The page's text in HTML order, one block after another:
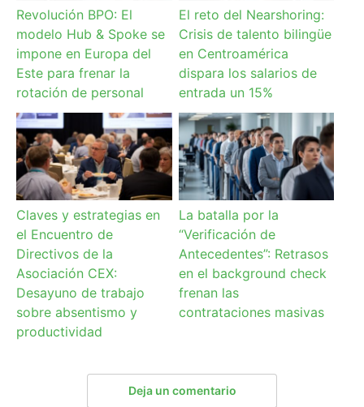
Revolución BPO: El
modelo Hub & Spoke se
impone en Europa del
Este para frenar la
rotación de personal
El reto del Nearshoring:
Crisis de talento bilingüe
en Centroamérica
dispara los salarios de
entrada un 15%
Claves y estrategias en
el Encuentro de
Directivos de la
Asociación CEX:
Desayuno de trabajo
sobre absentismo y
productividad
La batalla por la
“Verificación de
Antecedentes”: Retrasos
en el background check
frenan las
contrataciones masivas
Deja un comentario